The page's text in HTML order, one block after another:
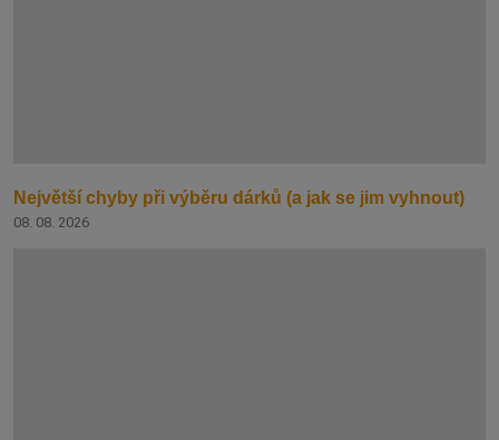
Největší chyby při výběru dárků (a jak se jim vyhnout)
08. 08. 2026